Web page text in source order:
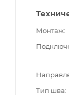
Монтаж
Тип шва